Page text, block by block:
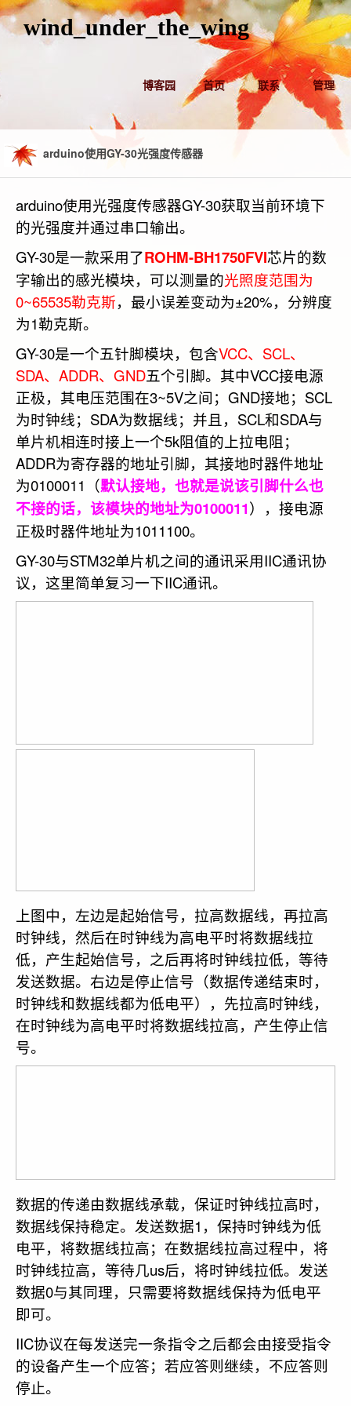
wind_under_the_wing
博客园 首页 联系 管理
arduino使用GY-30光强度传感器
arduino使用光强度传感器GY-30获取当前环境下
的光强度并通过串口输出。
GY-30是一款采用了ROHM-BH1750FVI芯片的数
字输出的感光模块，可以测量的光照度范围为
0~65535勒克斯，最小误差变动为±20%，分辨度
为1勒克斯。
GY-30是一个五针脚模块，包含VCC、SCL、
SDA、ADDR、GND五个引脚。其中VCC接电源
正极，其电压范围在3~5V之间；GND接地；SCL
为时钟线；SDA为数据线；并且，SCL和SDA与
单片机相连时接上一个5k阻值的上拉电阻；
ADDR为寄存器的地址引脚，其接地时器件地址
为0100011（默认接地，也就是说该引脚什么也
不接的话，该模块的地址为0100011），接电源
正极时器件地址为1011100。
GY-30与STM32单片机之间的通讯采用IIC通讯协
议，这里简单复习一下IIC通讯。
上图中，左边是起始信号，拉高数据线，再拉高
时钟线，然后在时钟线为高电平时将数据线拉
低，产生起始信号，之后再将时钟线拉低，等待
发送数据。右边是停止信号（数据传递结束时，
时钟线和数据线都为低电平），先拉高时钟线，
在时钟线为高电平时将数据线拉高，产生停止信
号。
数据的传递由数据线承载，保证时钟线拉高时，
数据线保持稳定。发送数据1，保持时钟线为低
电平，将数据线拉高；在数据线拉高过程中，将
时钟线拉高，等待几us后，将时钟线拉低。发送
数据0与其同理，只需要将数据线保持为低电平
即可。
IIC协议在每发送完一条指令之后都会由接受指令
的设备产生一个应答；若应答则继续，不应答则
停止。